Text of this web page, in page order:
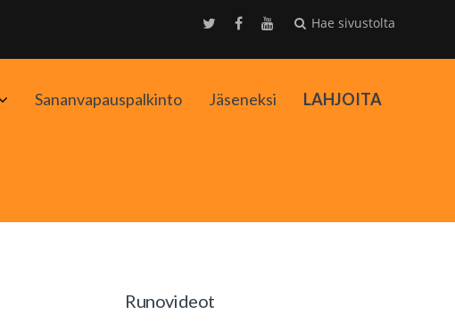
Hae sivustolta
AvaaSananvapauspalkinto Jäseneksi LAHJOITA
Runovideot